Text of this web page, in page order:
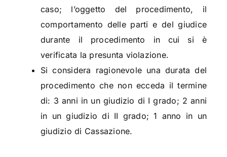
caso; l’oggetto del procedimento, il
comportamento delle parti e del giudice
durante il procedimento in cui si è
verificata la presunta violazione.
Si considera ragionevole una durata del
procedimento che non ecceda il termine
di: 3 anni in un giudizio di I grado; 2 anni
in un giudizio di II grado; 1 anno in un
giudizio di Cassazione.